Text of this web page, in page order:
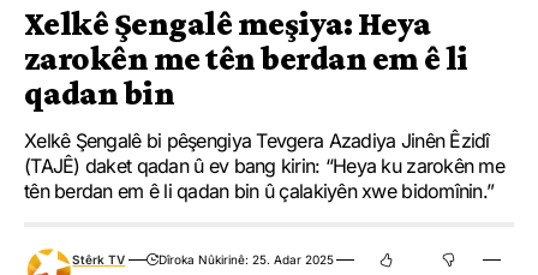
Xelkê Şengalê meşiya: Heya
zarokên me tên berdan em ê li
qadan bin
Xelkê Şengalê bi pêşengiya Tevgera Azadiya Jinên Êzidî
(TAJÊ) daket qadan û ev bang kirin: “Heya ku zarokên me
tên berdan em ê li qadan bin û çalakiyên xwe bidomînin.”
Stêrk TV
Dîroka Nûkirinê: 25. Adar 2025